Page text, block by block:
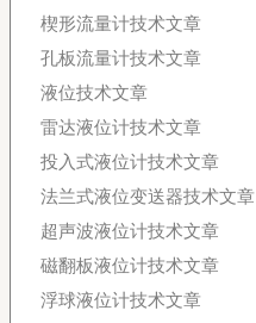
楔形流量计技术文章
孔板流量计技术文章
液位技术文章
雷达液位计技术文章
投入式液位计技术文章
法兰式液位变送器技术文章
超声波液位计技术文章
磁翻板液位计技术文章
浮球液位计技术文章